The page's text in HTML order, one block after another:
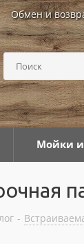
Обмен и
Мойки и
-